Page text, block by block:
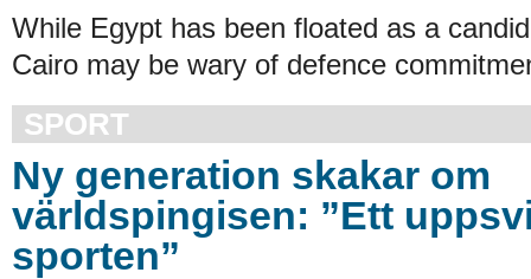
While Egypt has been floated as a
Cairo may be wary of defence
SPORT
Ny generation skakar om
världspingisen: ”Ett
sporten”